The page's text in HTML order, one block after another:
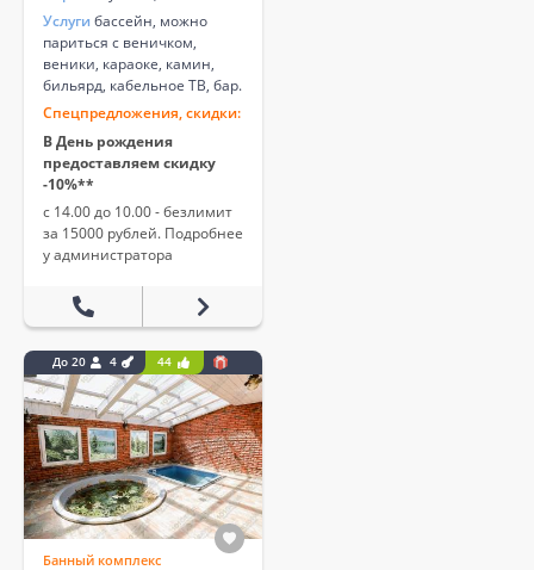
Услуги бассейн, можно
париться с веничком,
веники, караоке, камин,
бильярд, кабельное ТВ, бар.
Спецпредложения, скидки:
В День рождения
предоставляем скидку
-10%**
с 14.00 до 10.00 - безлимит
за 15000 рублей. Подробнее
у администратора
До 20 4 44
Банный комплекс